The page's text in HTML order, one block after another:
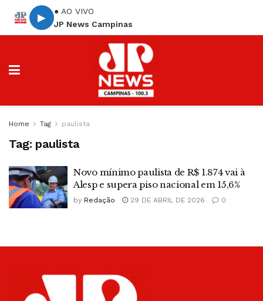
▶
● AO VIVO
JP News Campinas
Home Tag paulista
Tag: paulista
Novo mínimo paulista de R$ 1.874 vai à
Alesp e supera piso nacional em 15,6%
by Redação 29 DE ABRIL DE 2026 0